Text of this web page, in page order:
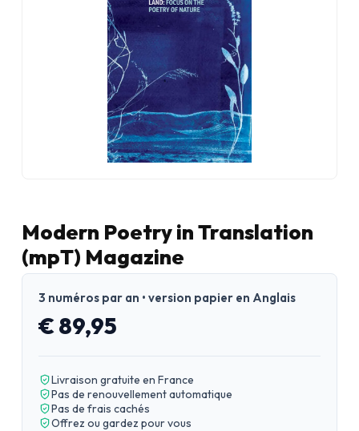
Modern Poetry in Translation
(mpT) Magazine
3 numéros par an • version papier en Anglais
€ 89,95
Livraison gratuite en France
Pas de renouvellement automatique
Pas de frais cachés
Offrez ou gardez pour vous